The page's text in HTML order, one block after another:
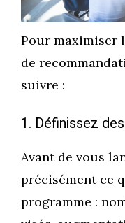
Pour maximiser
de
suivre :
1. Définissez
Avant de vous
précisément ce
programme :